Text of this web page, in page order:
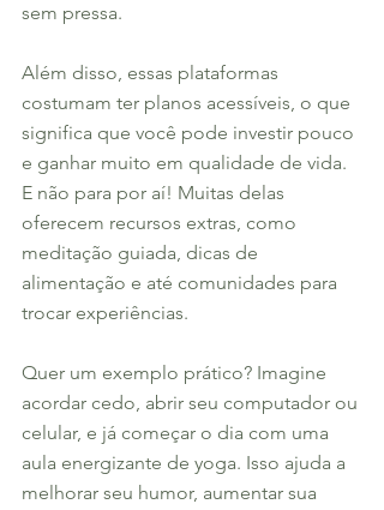
sem pressa.
Além disso, essas plataformas
costumam ter planos acessíveis, o que
significa que você pode investir pouco
e ganhar muito em qualidade de vida.
E não para por aí! Muitas delas
oferecem recursos extras, como
meditação guiada, dicas de
alimentação e até comunidades para
trocar experiências.
Quer um exemplo prático? Imagine
acordar cedo, abrir seu computador ou
celular, e já começar o dia com uma
aula energizante de yoga. Isso ajuda a
melhorar seu humor, aumentar sua